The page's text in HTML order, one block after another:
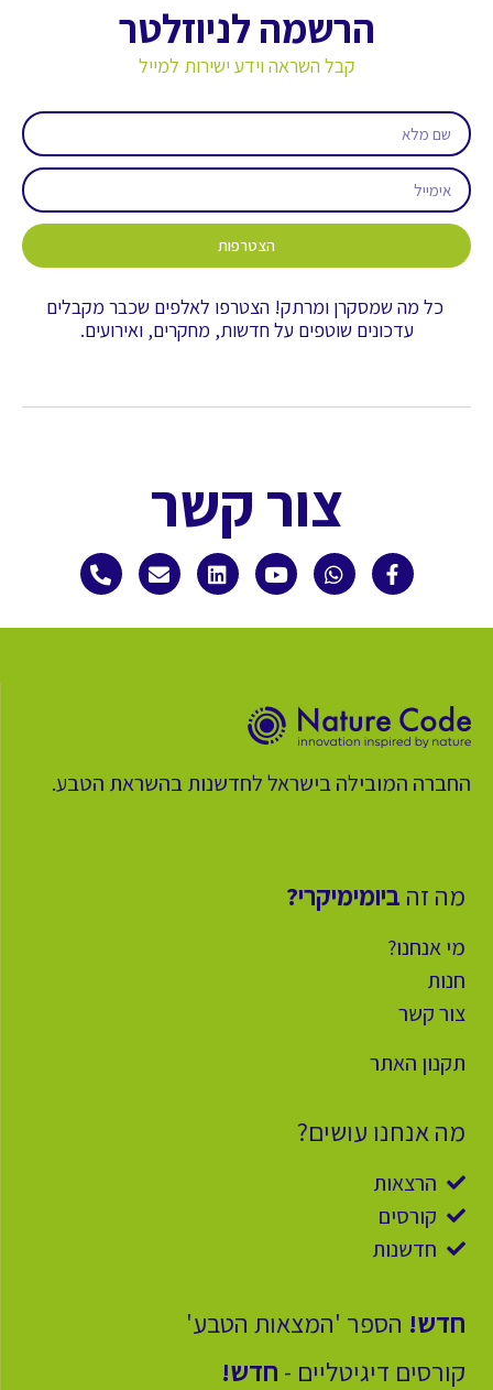
הרשמה לניוזלטר
קבל השראה וידע ישירות למייל
הצטרפות
כל מה שמסקרן ומרתק! הצטרפו לאלפים שכבר מקבלים
עדכונים שוטפים על חדשות, מחקרים, ואירועים.
צור קשר
החברה המובילה בישראל לחדשנות בהשראת הטבע.
מה זה ביומימיקרי?
מי אנחנו?
חנות
צור קשר
תקנון האתר
מה אנחנו עושים?
הרצאות
קורסים
חדשנות
חדש! הספר 'המצאות הטבע'
קורסים דיגיטליים - חדש!